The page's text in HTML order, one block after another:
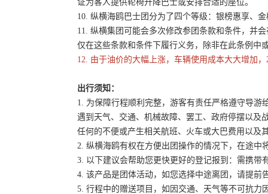
证为客人提供轮椅升降巴士或安排合适的座位。
10. 纵横海鸥巴士团分为了四个等级：银榜惠享、
11. 纵横集团可能会多次修改参团条款和条件，并
仅在这些条款和条件下履行义务，除非在此条例中
12. 由于油价的大幅上涨，车辆使用成本大大增加
出行须知：
1. 为保障行程顺利完整，游客有责任严格遵守导
遇到天气、交通、机械故障、罢工、政府停摆以及
任何的不便或产生相关航班、火车或大巴费用以及
2. 纵横海鸥有权在方便出团操作的情况下，在途
3. 以下建议会帮助您更快更好的登记报到：需携
4. 该产品是团体活动，如您选择中途离团，请提
5. 行程中的赠送项目，如因交通、天气等不可抗